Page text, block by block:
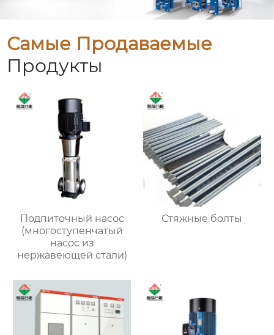
Самые Продаваемые
Продукты
Подпиточный насос
(многоступенчатый
насос из
нержавеющей стали)
Стяжные болты